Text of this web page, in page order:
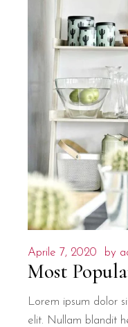
Aprile 7, 2020 by
Most
Lorem ipsum dolor
elit. Nullam blandit